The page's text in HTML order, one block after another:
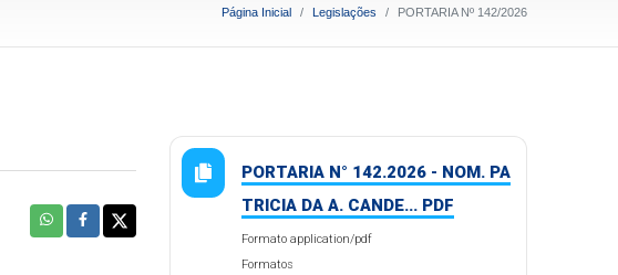
Página Inicial Legislações PORTARIA Nº 142/2026
PORTARIA N° 142.2026 - NOM. PA
TRICIA DA A. CANDE... PDF
Formato application/pdf
Formatos